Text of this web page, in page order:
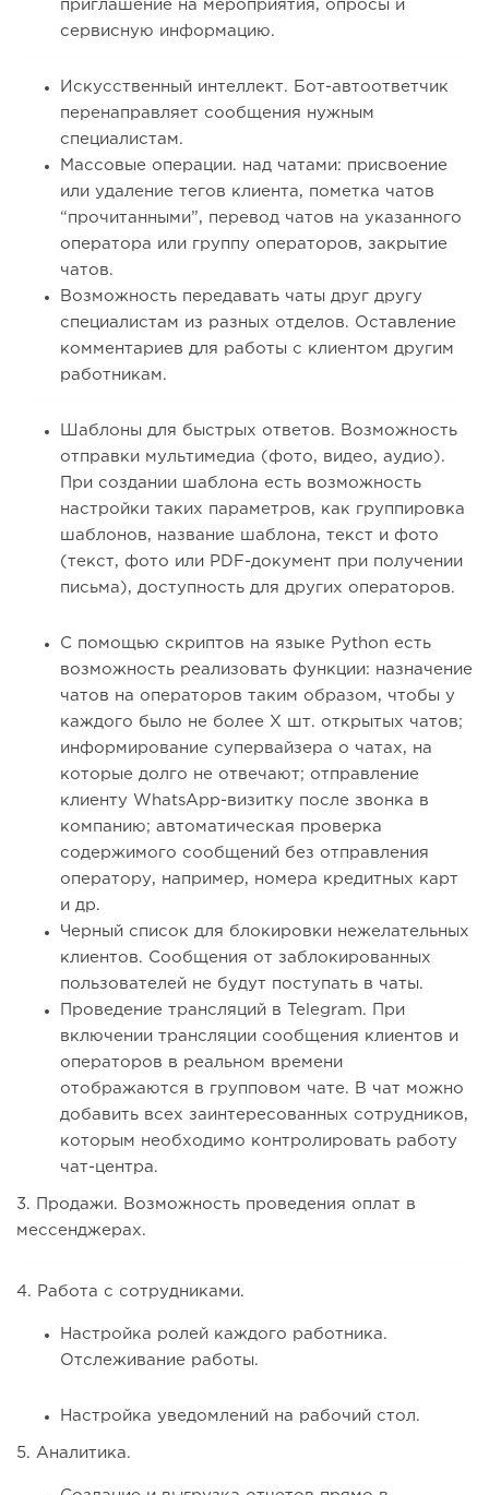
приглашение на мероприятия, опросы и
сервисную информацию.
Искусственный интеллект. Бот-автоответчик
перенаправляет сообщения нужным
специалистам.
Массовые операции. над чатами: присвоение
или удаление тегов клиента, пометка чатов
“прочитанными”, перевод чатов на указанного
оператора или группу операторов, закрытие
чатов.
Возможность передавать чаты друг другу
специалистам из разных отделов. Оставление
комментариев для работы с клиентом другим
работникам.
Шаблоны для быстрых ответов. Возможность
отправки мультимедиа (фото, видео, аудио).
При создании шаблона есть возможность
настройки таких параметров, как группировка
шаблонов, название шаблона, текст и фото
(текст, фото или PDF-документ при получении
письма), доступность для других операторов.
С помощью скриптов на языке Python есть
возможность реализовать функции: назначение
чатов на операторов таким образом, чтобы у
каждого было не более Х шт. открытых чатов;
информирование супервайзера о чатах, на
которые долго не отвечают; отправление
клиенту WhatsApp-визитку после звонка в
компанию; автоматическая проверка
содержимого сообщений без отправления
оператору, например, номера кредитных карт
и др.
Черный список для блокировки нежелательных
клиентов. Сообщения от заблокированных
пользователей не будут поступать в чаты.
Проведение трансляций в Telegram. При
включении трансляции сообщения клиентов и
операторов в реальном времени
отображаются в групповом чате. В чат можно
добавить всех заинтересованных сотрудников,
которым необходимо контролировать работу
чат-центра.
3. Продажи. Возможность проведения оплат в
мессенджерах.
4. Работа с сотрудниками.
Настройка ролей каждого работника.
Отслеживание работы.
Настройка уведомлений на рабочий стол.
5. Аналитика.